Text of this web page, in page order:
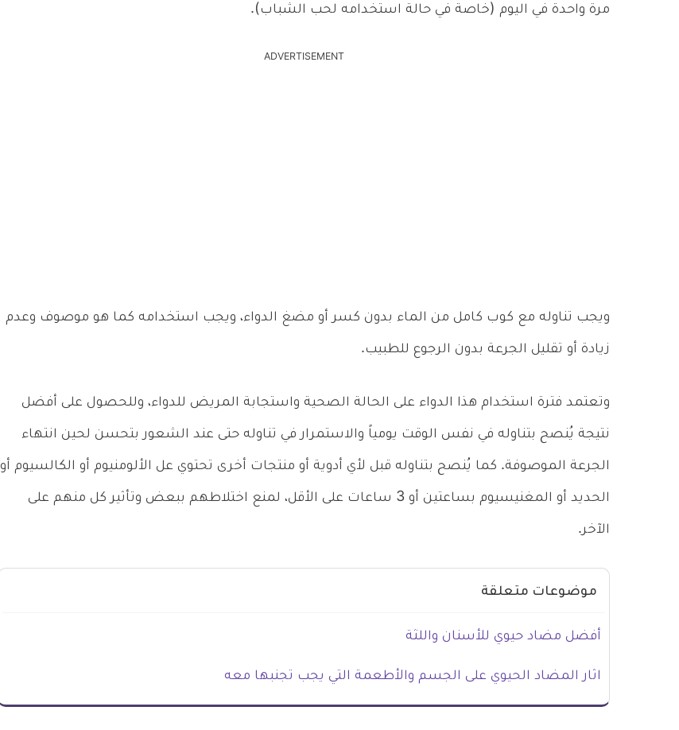
مرة واحدة في اليوم (خاصة في حالة استخدامه لحب الشباب).
ADVERTISEMENT
ويجب تناوله مع كوب كامل من الماء بدون كسر أو مضغ الدواء، ويجب استخدامه كما هو موصوف وعدم
زيادة أو تقليل الجرعة بدون الرجوع للطبيب.
وتعتمد فترة استخدام هذا الدواء على الحالة الصحية واستجابة المريض للدواء، وللحصول على أفضل
نتيجة يُنصح بتناوله في نفس الوقت يومياً والاستمرار في تناوله حتى عند الشعور بتحسن لحين انتهاء
الجرعة الموصوفة. كما يُنصح بتناوله قبل لأي أدوية أو منتجات أخرى تحتوي عل الألومنيوم أو الكالسيوم أو
الحديد أو المغنيسيوم بساعتين أو 3 ساعات على الأقل، لمنع اختلاطهم ببعض وتأثير كل منهم على
الآخر.
موضوعات متعلقة
أفضل مضاد حيوي للأسنان واللثة
اثار المضاد الحيوي على الجسم والأطعمة التي يجب تجنبها معه